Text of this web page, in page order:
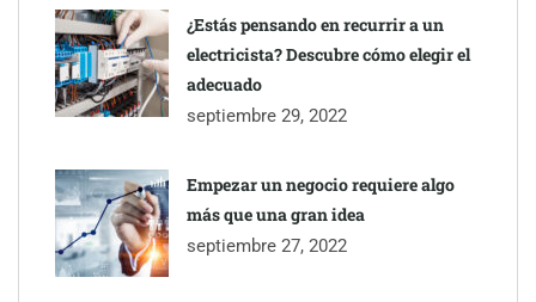
todo su catálogo de perfumes de equivalencia
¿Estás pensando en recurrir a un
electricista? Descubre cómo elegir el
adecuado
septiembre 29, 2022
Empezar un negocio requiere algo
más que una gran idea
septiembre 27, 2022